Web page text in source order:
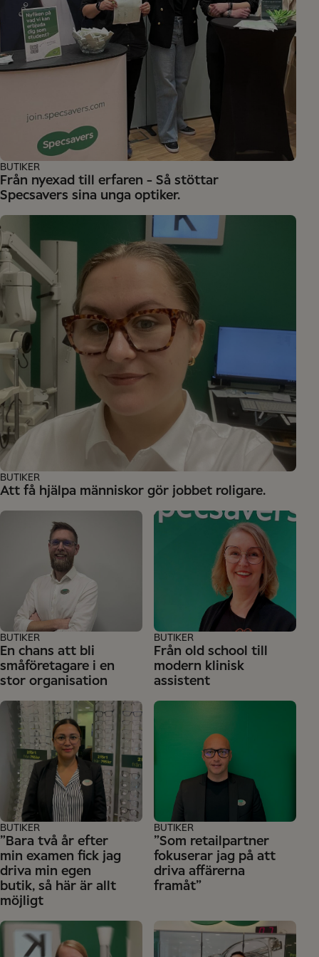
Från nyexad till erfaren - Så stöttar
Specsavers sina unga optiker.
BUTIKER
Att få hjälpa människor gör jobbet roligare.
BUTIKER
En chans att bli
småföretagare i en
stor organisation
BUTIKER
Från old school till
modern klinisk
assistent
BUTIKER
”Bara två år efter
min examen fick jag
driva min egen
butik, så här är allt
möjligt
BUTIKER
”Som retailpartner
fokuserar jag på att
driva affärerna
framåt”
BUTIKER